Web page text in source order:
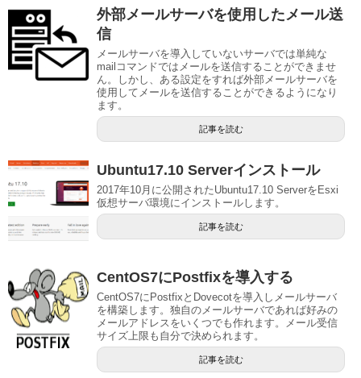
外部メールサーバを使用したメール送
信
メールサーバを導入していないサーバでは単純な
mailコマンドではメールを送信することができませ
ん。しかし、ある設定をすれば外部メールサーバを
使用してメールを送信することができるようになり
ます。
記事を読む
Ubuntu17.10 Serverインストール
2017年10月に公開されたUbuntu17.10 ServerをEsxi
仮想サーバ環境にインストールします。
記事を読む
CentOS7にPostfixを導入する
CentOS7にPostfixとDovecotを導入しメールサーバ
を構築します。独自のメールサーバであれば好みの
メールアドレスをいくつでも作れます。メール受信
サイズ上限も自分で決められます。
記事を読む